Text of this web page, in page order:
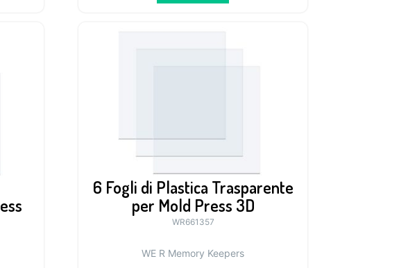
6 Fogli di Plastica Trasparente
per Mold Press 3D
WR661357
WE R Memory Keepers